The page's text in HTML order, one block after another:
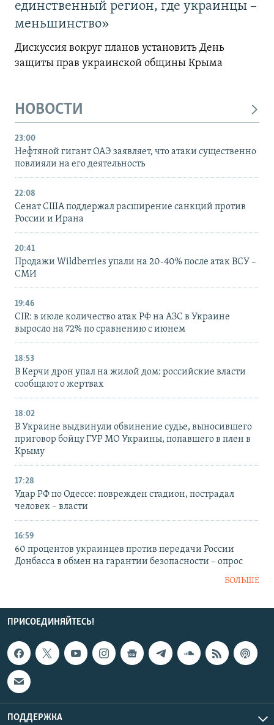
единственный регион, где украинцы –
меньшинство»
Дискуссия вокруг планов установить День
защиты прав украинской общины Крыма
НОВОСТИ
23:00
Нефтяной гигант ОАЭ заявляет, что атаки существенно
повлияли на его деятельность
22:08
Сенат США поддержал расширение санкций против
России и Ирана
20:41
Продажи Wildberries упали на 20-40% после атак ВСУ –
СМИ
19:46
CIR: в июле количество атак РФ на АЗС в Украине
выросло на 72% по сравнению с июнем
18:53
В Керчи дрон упал на жилой дом: российские власти
сообщают о жертвах
18:02
В Украине выдвинули обвинение судье, выносившего
приговор бойцу ГУР МО Украины, попавшего в плен в
Крыму
17:28
Удар РФ по Одессе: поврежден стадион, пострадал
человек – власти
16:59
60 процентов украинцев против передачи России
Донбасса в обмен на гарантии безопасности – опрос
БОЛЬШЕ
ПРИСОЕДИНЯЙТЕСЬ!
ПОДДЕРЖКА